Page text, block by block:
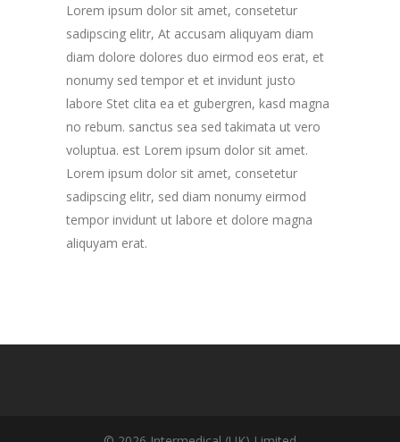
Lorem ipsum dolor sit amet, consetetur
sadipscing elitr, At accusam aliquyam diam
diam dolore dolores duo eirmod eos erat, et
nonumy sed tempor et et invidunt justo
labore Stet clita ea et gubergren, kasd magna
no rebum. sanctus sea sed takimata ut vero
voluptua. est Lorem ipsum dolor sit amet.
Lorem ipsum dolor sit amet, consetetur
sadipscing elitr, sed diam nonumy eirmod
tempor invidunt ut labore et dolore magna
aliquyam erat.